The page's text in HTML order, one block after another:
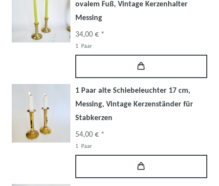
ovalem Fuß, Vintage Kerzenhalter
Messing
34,00 € *
1 Paar
1 Paar alte Schiebeleuchter 17 cm,
Messing, Vintage Kerzenständer für
Stabkerzen
54,00 € *
1 Paar